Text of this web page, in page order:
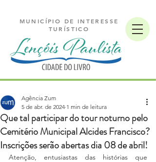
MUNICÍPIO DE INTERESSE
TURÍSTICO
Que tal participar do tour noturno pelo
Cemitério Municipal Alcides Francisco?
Inscrições serão abertas dia 08 de abril!
Agência Zum
5 de abr. de 2024 1 min de leitura
Atenção, entusiastas das histórias que